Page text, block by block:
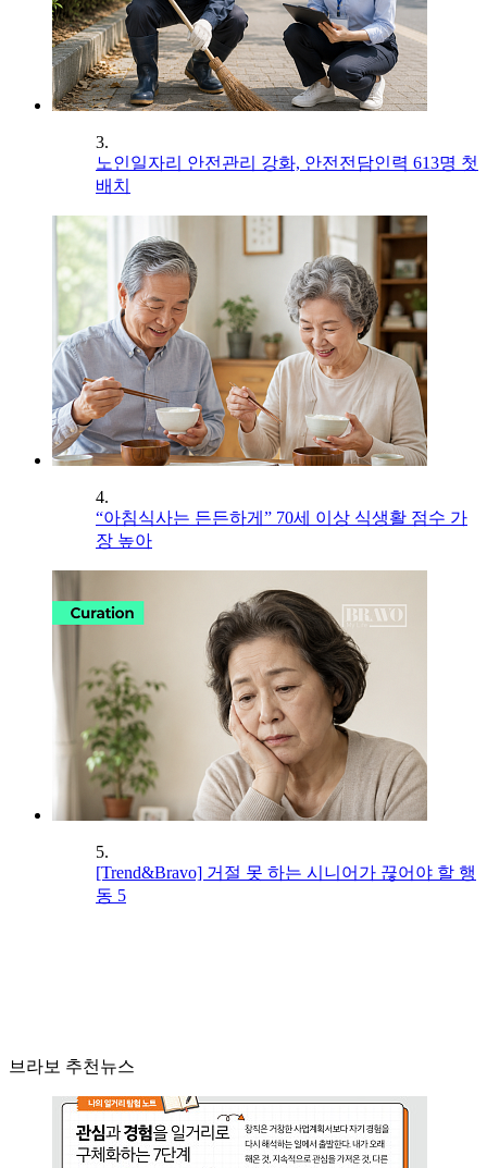
3.
노인일자리 안전관리 강화, 안전전담인력 613명 첫
배치
4.
“아침식사는 든든하게” 70세 이상 식생활 점수 가
장 높아
5.
[Trend&Bravo] 거절 못 하는 시니어가 끊어야 할 행
동 5
브라보 추천뉴스